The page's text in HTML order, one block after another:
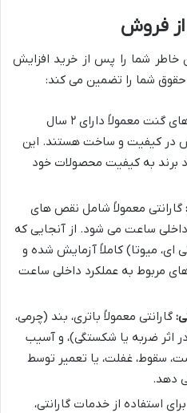
فروش
خاطر شما را پس از خرید افزایش
شما را تضمین می کند:
ساعت های گنت معمولاً دارای ۲ سال
در کیفیت و ساخت هستند. این
برند به کیفیت محصولات خود
گارانتی معمولاً شامل نقص های
داخلی ساعت می شود. از آنجایی که
ای، میوتا) کاملاً آزمایش شده و
مربوط به عملکرد داخلی ساعت
گارانتی معمولاً باتری، بند (چرمی،
اثر ضربه یا شکستگی)، و آسیب
سقوط، غفلت، یا تعمیر توسط
دهد.
برای استفاده از خدمات گارانتی،